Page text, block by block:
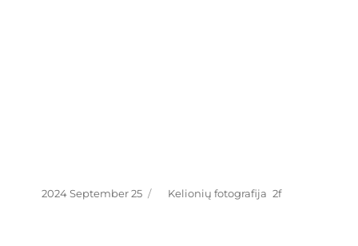
Posted
2024 September 25 Categories
Kelionių fotografija